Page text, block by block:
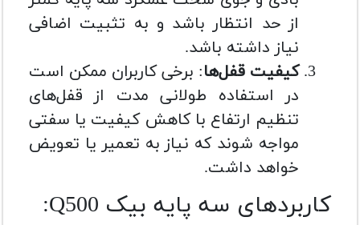
از حد انتظار باشد و به تثبیت اضافی
نیاز داشته باشد.
کیفیت قفل‌ها: برخی کاربران ممکن است
در استفاده طولانی مدت از قفل‌های
تنظیم ارتفاع با کاهش کیفیت یا سفتی
مواجه شوند که نیاز به تعمیر یا تعویض
خواهد داشت.
کاربردهای سه پایه بیک Q500: